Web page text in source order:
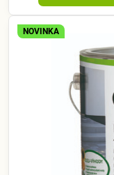
NOVINKA